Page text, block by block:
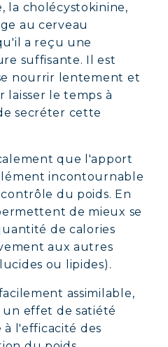
la cholécystokinine,
au cerveau
a reçu une
suffisante. Il est
nourrir lentement et
laisser le temps à
secréter cette
que l'apport
incontournable
du poids. En
de mieux se
de calories
aux autres
ou lipides).
assimilable,
un effet de satiété
l'efficacité des